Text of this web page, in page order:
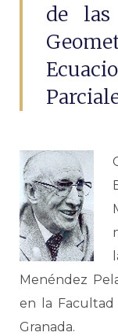
de las
Menéndez
en la Facultad
Granada.